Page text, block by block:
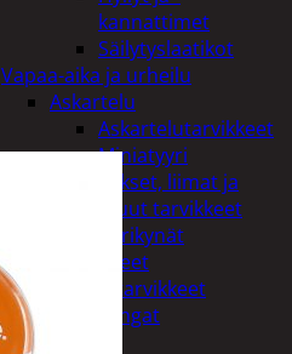
kannattimet
Säilytyslaatikot
Vapaa-aika ja urheilu
Askartelu
Askartelutarvikkeet
Miniatyyri
Sakset, liimat ja
muut tarvikkeet
Värikynät
Harrasteet
Käsityötarvikkeet
Langat